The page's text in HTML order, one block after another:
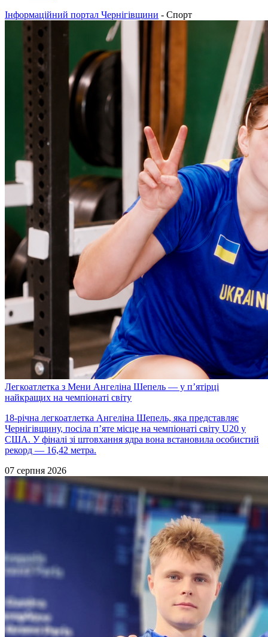
Інформаційний портал Чернігівщини - Спорт
Легкоатлетка з Мени Ангеліна Шепель — у п’ятірці
найкращих на чемпіонаті світу
18-річна легкоатлетка Ангеліна Шепель, яка представляє
Чернігівщину, посіла п’яте місце на чемпіонаті світу U20 у
США. У фіналі зі штовхання ядра вона встановила особистий
рекорд — 16,42 метра.
07 серпня 2026